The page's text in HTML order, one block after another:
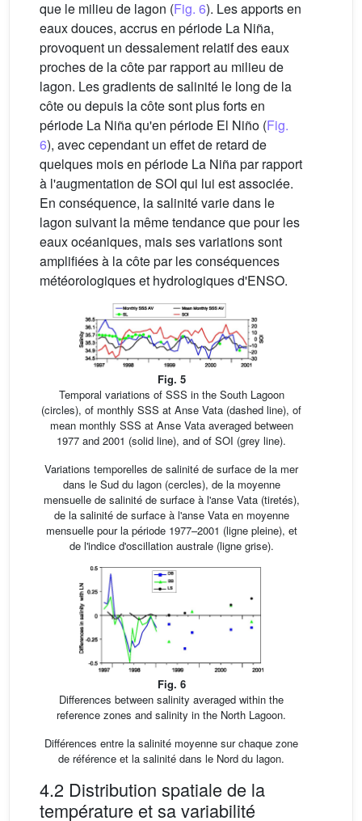
que le milieu de lagon (Fig. 6). Les apports en
eaux douces, accrus en période La Niña,
provoquent un dessalement relatif des eaux
proches de la côte par rapport au milieu de
lagon. Les gradients de salinité le long de la
côte ou depuis la côte sont plus forts en
période La Niña qu'en période El Niño (Fig.
6), avec cependant un effet de retard de
quelques mois en période La Niña par rapport
à l'augmentation de SOI qui lui est associée.
En conséquence, la salinité varie dans le
lagon suivant la même tendance que pour les
eaux océaniques, mais ses variations sont
amplifiées à la côte par les conséquences
météorologiques et hydrologiques d'ENSO.
Fig. 5
Temporal variations of SSS in the South Lagoon
(circles), of monthly SSS at Anse Vata (dashed line), of
mean monthly SSS at Anse Vata averaged between
1977 and 2001 (solid line), and of SOI (grey line).
Variations temporelles de salinité de surface de la mer
dans le Sud du lagon (cercles), de la moyenne
mensuelle de salinité de surface à l'anse Vata (tiretés),
de la salinité de surface à l'anse Vata en moyenne
mensuelle pour la période 1977–2001 (ligne pleine), et
de l'indice d'oscillation australe (ligne grise).
Fig. 6
Differences between salinity averaged within the
reference zones and salinity in the North Lagoon.
Différences entre la salinité moyenne sur chaque zone
de référence et la salinité dans le Nord du lagon.
4.2 Distribution spatiale de la
température et sa variabilité